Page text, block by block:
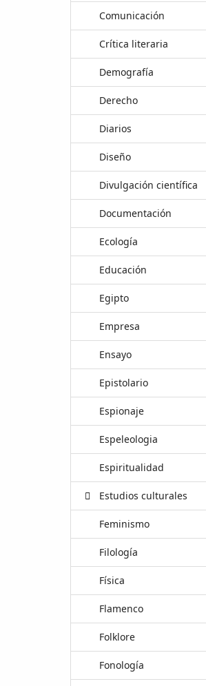
Comunicación
Crítica literaria
Demografía
Derecho
Diarios
Diseño
Divulgación científica
Documentación
Ecología
Educación
Egipto
Empresa
Ensayo
Epistolario
Espionaje
Espeleologia
Espiritualidad
Estudios culturales
Feminismo
Filología
Física
Flamenco
Folklore
Fonología